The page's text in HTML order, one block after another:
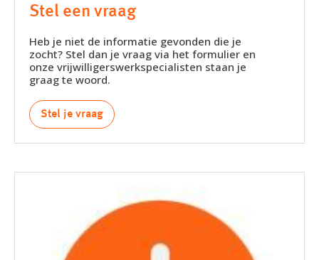
Stel een vraag
Heb je niet de informatie gevonden die je
zocht? Stel dan je vraag via het formulier en
onze vrijwilligerswerkspecialisten staan je
graag te woord.
Stel je vraag